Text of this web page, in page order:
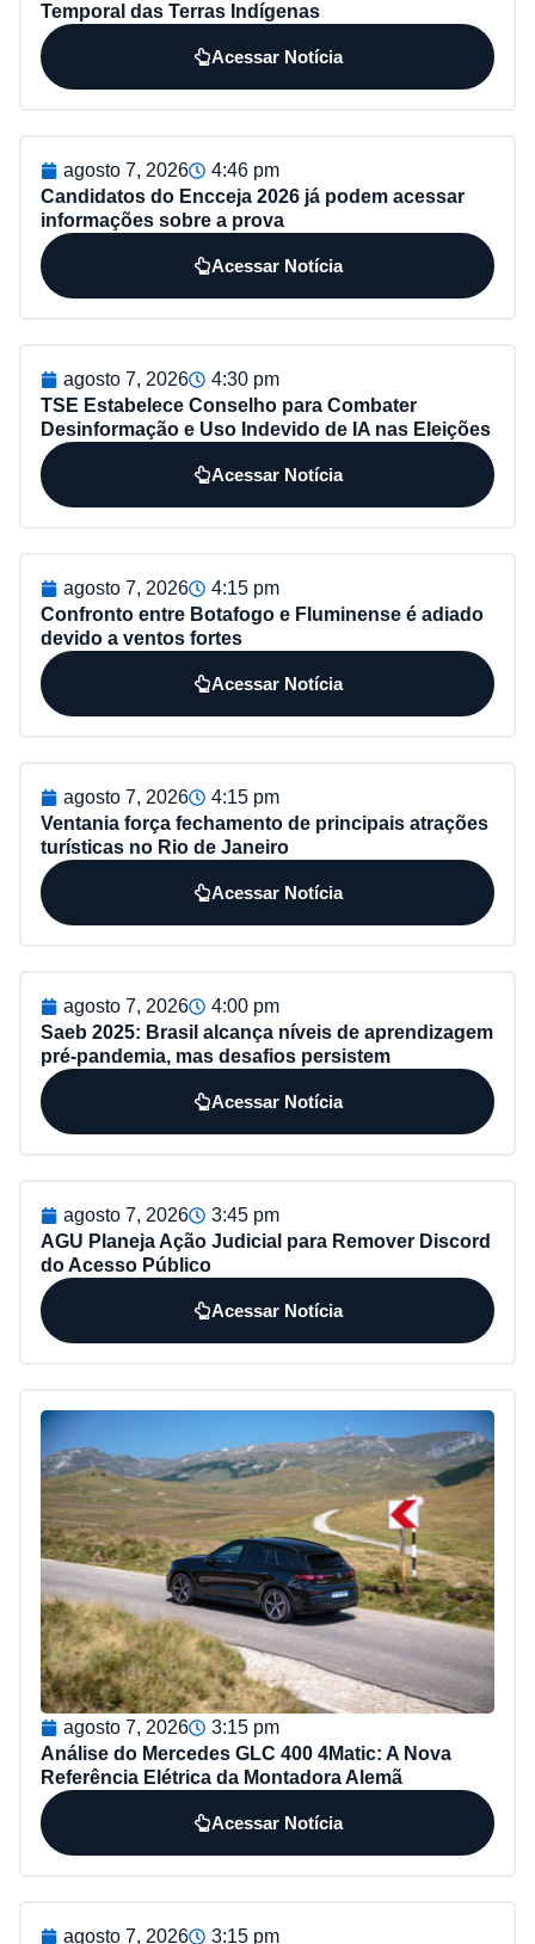
Temporal das Terras Indígenas
Acessar Notícia
agosto 7, 2026
4:46 pm
Candidatos do Encceja 2026 já podem acessar
informações sobre a prova
Acessar Notícia
agosto 7, 2026
4:30 pm
TSE Estabelece Conselho para Combater
Desinformação e Uso Indevido de IA nas Eleições
Acessar Notícia
agosto 7, 2026
4:15 pm
Confronto entre Botafogo e Fluminense é adiado
devido a ventos fortes
Acessar Notícia
agosto 7, 2026
4:15 pm
Ventania força fechamento de principais atrações
turísticas no Rio de Janeiro
Acessar Notícia
agosto 7, 2026
4:00 pm
Saeb 2025: Brasil alcança níveis de aprendizagem
pré-pandemia, mas desafios persistem
Acessar Notícia
agosto 7, 2026
3:45 pm
AGU Planeja Ação Judicial para Remover Discord
do Acesso Público
Acessar Notícia
agosto 7, 2026
3:15 pm
Análise do Mercedes GLC 400 4Matic: A Nova
Referência Elétrica da Montadora Alemã
Acessar Notícia
agosto 7, 2026
3:15 pm